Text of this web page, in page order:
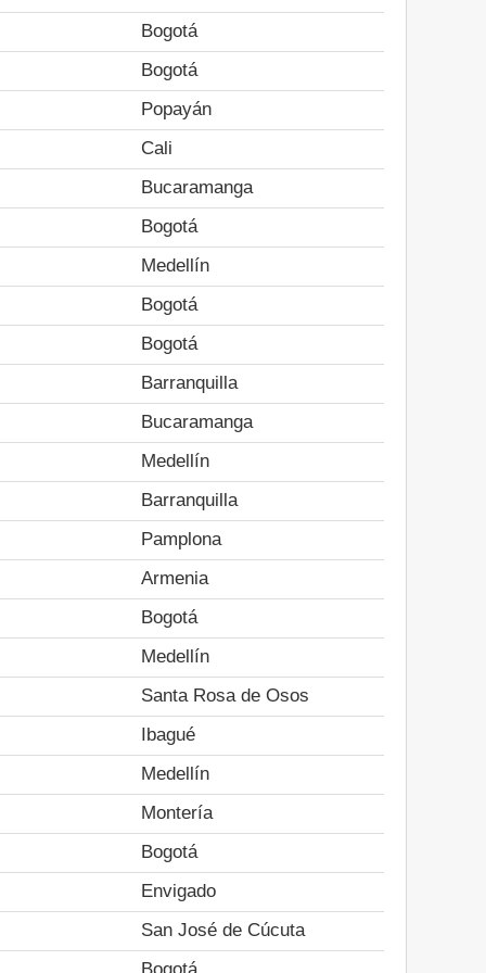
Bogotá
Bogotá
Popayán
Cali
Bucaramanga
Bogotá
Medellín
Bogotá
Bogotá
Barranquilla
Bucaramanga
Medellín
Barranquilla
Pamplona
Armenia
Bogotá
Medellín
Santa Rosa de Osos
Ibagué
Medellín
Montería
Bogotá
Envigado
San José de Cúcuta